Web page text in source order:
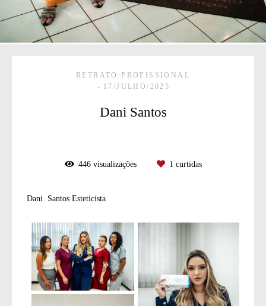
RETRATO PROFISSIONAL
17/JULHO/2025
Dani Santos
446visualizações 1 curtidas
Dani Santos Esteticista